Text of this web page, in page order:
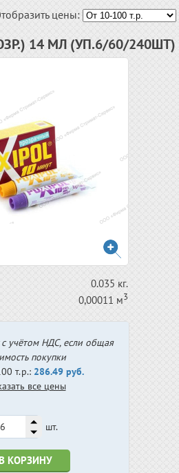
цены:
14 МЛ (УП.6/60/240ШТ)
0.035 кг.
0,00011 м3
учётом НДС, если общая
покупки
т.р.: 286.49 руб.
все цены
шт.
В КОРЗИНУ